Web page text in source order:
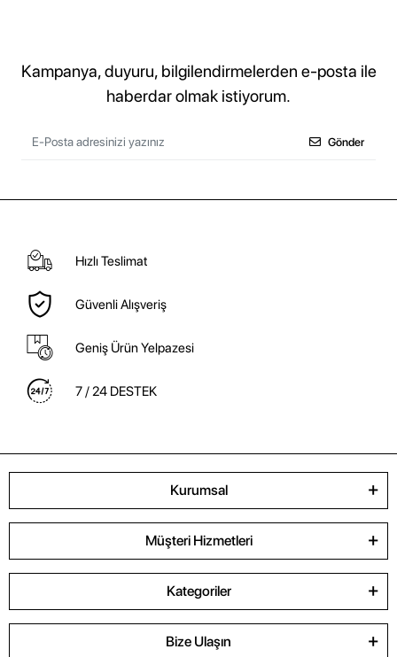
Kampanya, duyuru, bilgilendirmelerden e-posta ile
haberdar olmak istiyorum.
Gönder
Hızlı Teslimat
Güvenli Alışveriş
Geniş Ürün Yelpazesi
7 / 24 DESTEK
Kurumsal
Müşteri Hizmetleri
Kategoriler
Bize Ulaşın